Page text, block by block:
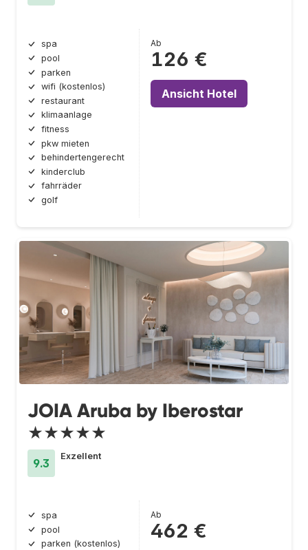
spa
pool
parken
wifi (kostenlos)
restaurant
klimaanlage
fitness
pkw mieten
behindertengerecht
kinderclub
fahrräder
golf
Ab
126 €
Ansicht Hotel
JOIA Aruba by Iberostar
★★★★★
9.3
Exzellent
spa
pool
parken (kostenlos)
Ab
462 €